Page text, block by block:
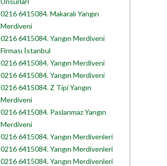
0216 6415084. Makaralı Yangın
Merdiveni
0216 6415084. Yangın Merdiveni
Firması İstanbul
0216 6415084. Yangın Merdiveni
0216 6415084. Yangın Merdiveni
0216 6415084. Z Tipi Yangın
Merdiveni
0216 6415084. Paslanmaz Yangın
Merdiveni
0216 6415084. Yangın Merdivenleri
0216 6415084. Yangın Merdivenleri
0216 6415084. Yangın Merdivenleri